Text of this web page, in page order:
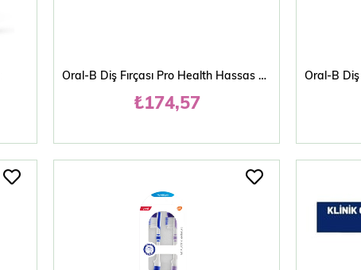
Oral-B Diş Fırçası Pro Health Hassas Diş Eti ve Diş Minesi 0,01 mm
₺174,57